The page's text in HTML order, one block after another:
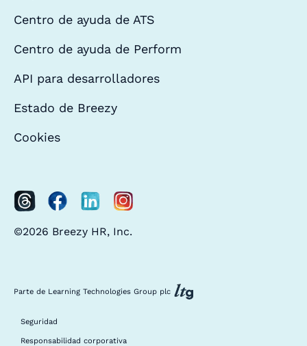
Centro de ayuda de ATS
Centro de ayuda de Perform
API para desarrolladores
Estado de Breezy
Cookies
©2026 Breezy HR, Inc.
Parte de Learning Technologies Group plc
Seguridad
Responsabilidad corporativa